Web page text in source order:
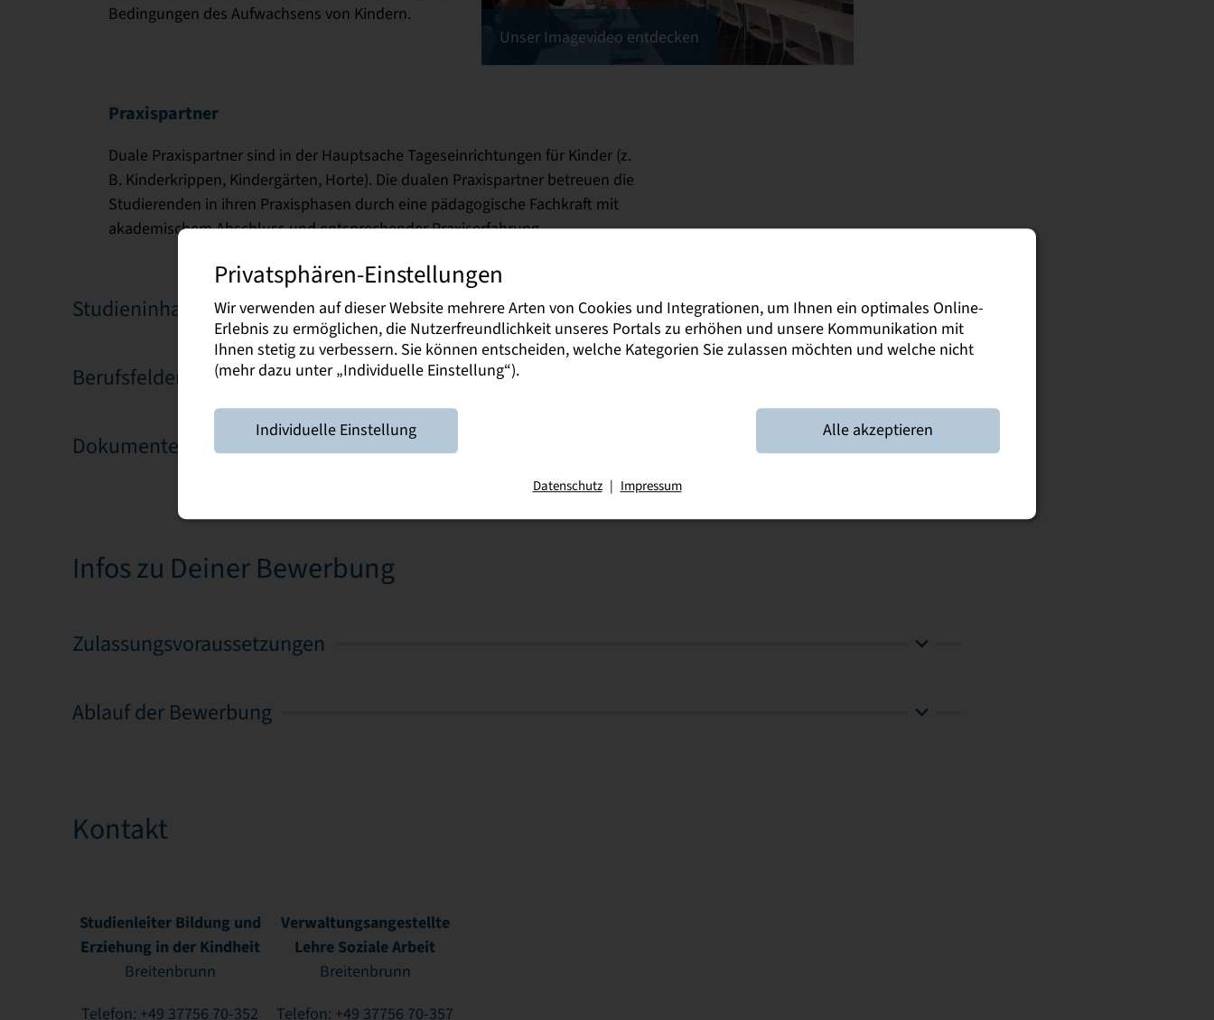
Bedingungen des Aufwachsens von Kindern.
Unser Imagevideo entdecken
Praxispartner
Duale Praxispartner sind in der Hauptsache Tageseinrichtungen für Kinder (z.
B. Kinderkrippen, Kindergärten, Horte). Die dualen Praxispartner betreuen die
Studierenden in ihren Praxisphasen durch eine pädagogische Fachkraft mit
akademischem Abschluss und entsprechender Praxiserfahrung.
Studieninhalte
Berufsfelder und Chancen
Dokumente
Infos zu Deiner Bewerbung
Zulassungsvoraussetzungen
Ablauf der Bewerbung
Kontakt
Jahreiß
Studienleiter Bildung und
Erziehung in der Kindheit
Breitenbrunn
Telefon: +49 37756 70-352
Verwaltungsangestellte
Lehre Soziale Arbeit
Breitenbrunn
Telefon: +49 37756 70-357
Privatsphären-Einstellungen
Wir verwenden auf dieser Website mehrere Arten von Cookies und Integrationen, um Ihnen ein optimales Online-
Erlebnis zu ermöglichen, die Nutzerfreundlichkeit unseres Portals zu erhöhen und unsere Kommunikation mit
Ihnen stetig zu verbessern. Sie können entscheiden, welche Kategorien Sie zulassen möchten und welche nicht
(mehr dazu unter „Individuelle Einstellung“).
Individuelle Einstellung Alle akzeptieren
Datenschutz | Impressum